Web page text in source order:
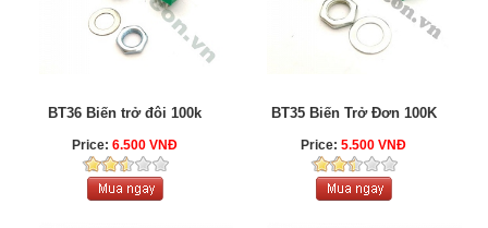
BT36 Biến trở đôi 100k
Price:6.500 VNĐ
BT35 Biến Trở Đơn 100K
Price:5.500 VNĐ